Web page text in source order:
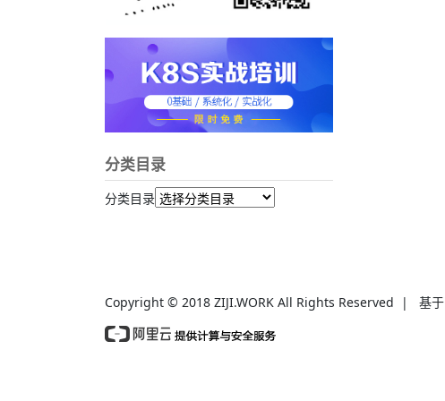
分类目录
分类目录
Copyright © 2018 ZIJI.WORK All Rights Reserved | 基于